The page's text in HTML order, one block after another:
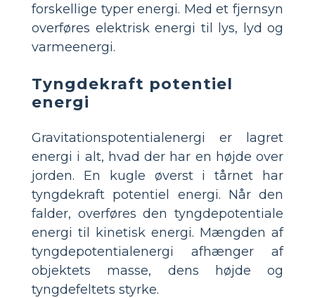
forskellige typer energi. Med et fjernsyn
overføres elektrisk energi til lys, lyd og
varmeenergi.
Tyngdekraft potentiel
energi
Gravitationspotentialenergi er lagret
energi i alt, hvad der har en højde over
jorden. En kugle øverst i tårnet har
tyngdekraft potentiel energi. Når den
falder, overføres den tyngdepotentiale
energi til kinetisk energi. Mængden af
tyngdepotentialenergi afhænger af
objektets masse, dens højde og
tyngdefeltets styrke.